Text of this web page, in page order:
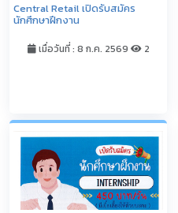
Central Retail เปิดรับสมัคร
นักศึกษาฝึกงาน
เมื่อวันที่ : 8 ก.ค. 2569 2